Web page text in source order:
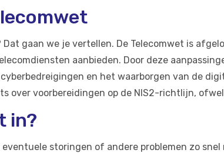
gaan we je vertellen. De Telecomwet is
aanbieden. Door deze
en het waarborgen van de
over voorbereidingen op de NIS2-richtlijn,
in?
storingen of andere problemen zo snel